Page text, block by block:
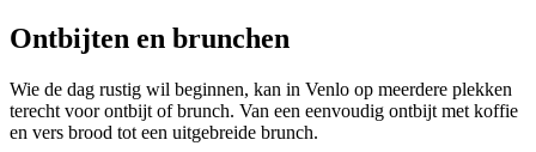
Ontbijten en brunchen
Wie de dag rustig wil beginnen, kan in Venlo op meerdere plekken
terecht voor ontbijt of brunch. Van een eenvoudig ontbijt met koffie
en vers brood tot een uitgebreide brunch.